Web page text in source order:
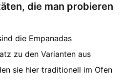
die man probieren
die Empanadas
zu den Varianten aus
sie hier traditionell im Ofen